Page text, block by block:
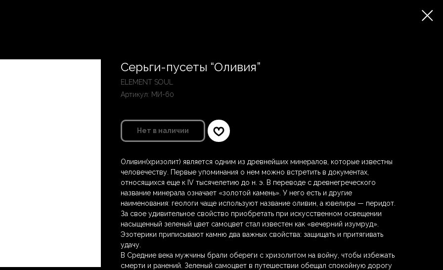
Серьги-пусеты “Оливия”
ELEMENT SOUL
Артикул: МИ-60
Нет в наличии
Оливин(хризолит) является одним из древнейших минералов, которые известны
человечеству. Первые упоминания о нем можно встретить в документах,
относящихся еще к IV тысячелетию до н. э. В переводе с древнегреческого
название минерала означает «золотой камень». У него есть и другие
наименования: геологи чаще используют название оливин, а ювелиры — перидот.
За свое удивительное свойство приобретать при искусственном освещении
насыщенный зеленый цвет самоцвет стал известен как «вечерний изумруд».
Эзотерики приписывают камню два важных свойства: защищать и притягивать
удачу.
В Средние века мужчины брали обереги с хризолитом на войну, чтобы избежать
смерти и ранений. Зеленый самоцвет в путешествии обещал спокойную дорогу